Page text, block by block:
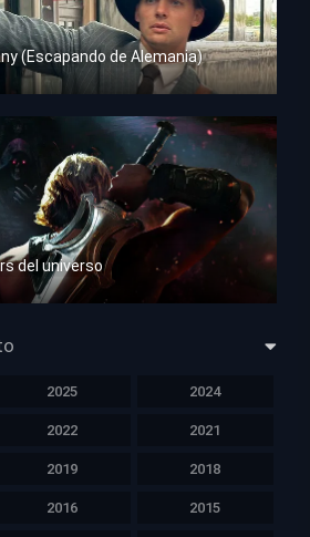
(Escapando de Alemania)
del universo
2025 2024
2022 2021
2019 2018
2016 2015